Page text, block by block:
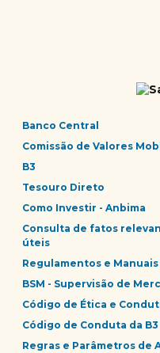
Banco Central
Comissão de Valores
B3
Tesouro Direto
Como Investir - Anbima
Consulta de fatos
úteis
Regulamentos e Manuais
BSM - Supervisão de
Código de Ética e
Código de Conduta da B3
Regras e Parâmetros de